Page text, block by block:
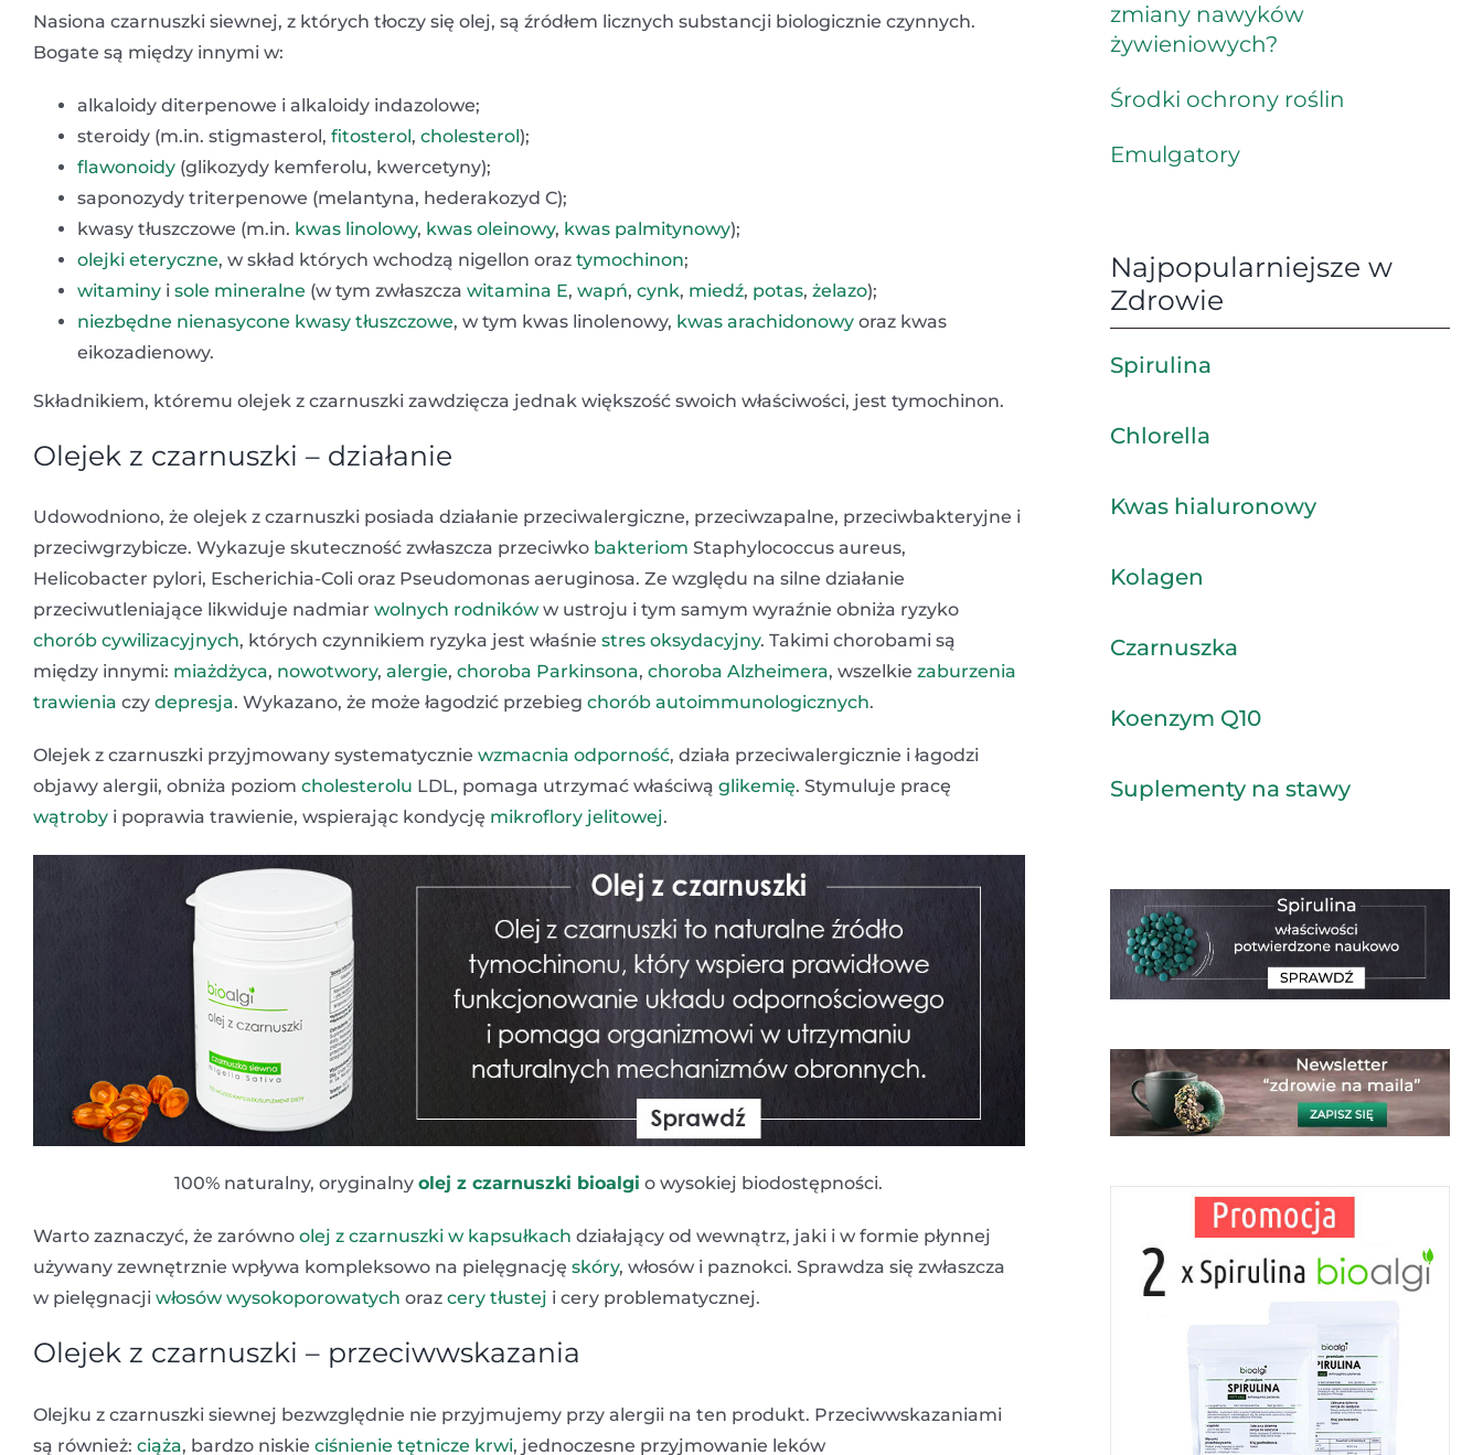
Nasiona czarnuszki siewnej, z których tłoczy się olej, są źródłem licznych substancji biologicznie czynnych.
Bogate są między innymi w:
alkaloidy diterpenowe i alkaloidy indazolowe;
steroidy (m.in. stigmasterol, fitosterol, cholesterol);
flawonoidy (glikozydy kemferolu, kwercetyny);
saponozydy triterpenowe (melantyna, hederakozyd C);
kwasy tłuszczowe (m.in. kwas linolowy, kwas oleinowy, kwas palmitynowy);
olejki eteryczne, w skład których wchodzą nigellon oraz tymochinon;
witaminy i sole mineralne (w tym zwłaszcza witamina E, wapń, cynk, miedź, potas, żelazo);
niezbędne nienasycone kwasy tłuszczowe, w tym kwas linolenowy, kwas arachidonowy oraz kwas
eikozadienowy.
Składnikiem, któremu olejek z czarnuszki zawdzięcza jednak większość swoich właściwości, jest tymochinon.
Olejek z czarnuszki – działanie
Udowodniono, że olejek z czarnuszki posiada działanie przeciwalergiczne, przeciwzapalne, przeciwbakteryjne i
przeciwgrzybicze. Wykazuje skuteczność zwłaszcza przeciwko bakteriom Staphylococcus aureus,
Helicobacter pylori, Escherichia-Coli oraz Pseudomonas aeruginosa. Ze względu na silne działanie
przeciwutleniające likwiduje nadmiar wolnych rodników w ustroju i tym samym wyraźnie obniża ryzyko
chorób cywilizacyjnych, których czynnikiem ryzyka jest właśnie stres oksydacyjny. Takimi chorobami są
między innymi: miażdżyca, nowotwory, alergie, choroba Parkinsona, choroba Alzheimera, wszelkie zaburzenia
trawienia czy depresja. Wykazano, że może łagodzić przebieg chorób autoimmunologicznych.
Olejek z czarnuszki przyjmowany systematycznie wzmacnia odporność, działa przeciwalergicznie i łagodzi
objawy alergii, obniża poziom cholesterolu LDL, pomaga utrzymać właściwą glikemię. Stymuluje pracę
wątroby i poprawia trawienie, wspierając kondycję mikroflory jelitowej.
100% naturalny, oryginalnyolej z czarnuszki bioalgi o wysokiej biodostępności.
Warto zaznaczyć, że zarówno olej z czarnuszki w kapsułkach działający od wewnątrz, jaki i w formie płynnej
używany zewnętrznie wpływa kompleksowo na pielęgnację skóry, włosów i paznokci. Sprawdza się zwłaszcza
w pielęgnacji włosów wysokoporowatych oraz cery tłustej i cery problematycznej.
Olejek z czarnuszki – przeciwwskazania
Olejku z czarnuszki siewnej bezwzględnie nie przyjmujemy przy alergii na ten produkt. Przeciwwskazaniami
są również: ciąża, bardzo niskie ciśnienie tętnicze krwi, jednoczesne przyjmowanie leków
zmiany nawyków
żywieniowych?
Środki ochrony roślin
Emulgatory
Najpopularniejsze w
Zdrowie
Spirulina
Chlorella
Kwas hialuronowy
Kolagen
Czarnuszka
Koenzym Q10
Suplementy na stawy